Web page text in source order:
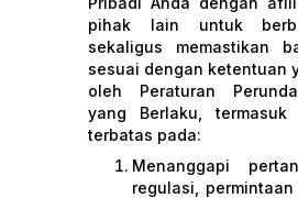
pihak lain untuk
sekaligus memastikan
sesuai dengan ketentuan
oleh Peraturan
yang Berlaku,
terbatas pada:
Menanggapi
regulasi, permintaan